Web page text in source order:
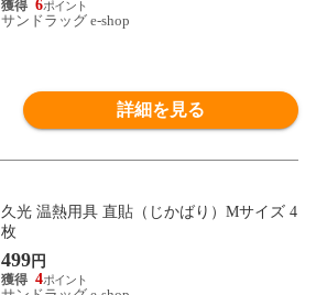
6
サンドラッグ e-shop
詳細を見る
久光 温熱用具 直貼（じかばり）Mサイズ 4
枚
499円
4